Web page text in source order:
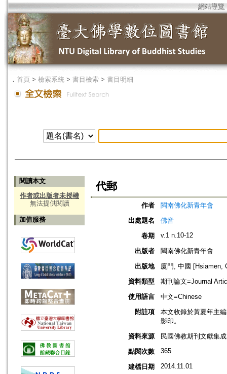
網站導覽
． 首頁 > 檢索系統 > 書目檢索 > 書目明細
閱讀本文
作者或出版者未授權
無法提供閱讀
加值服務
代郵
作者
閩南佛化新青年會
出處題名
佛音
卷期
v.1 n.10-12
出版者
閩南佛化新青年會
出版地
廈門, 中國 [Hsiamen,
資料類型
期刊論文=Journal
使用語言
中文=Chinese
附註項
本文收錄於黃夏年主
影印。
資料來源
民國佛教期刊文獻集
點閱次數
365
建檔日期 2014.11.01